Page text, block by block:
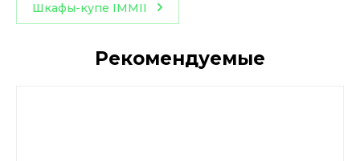
Шкафы-купе IMMII
Рекомендуемые